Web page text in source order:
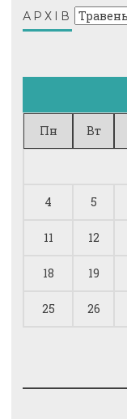
АРХІВ Архів
Пн Вт
4 5
11 12
18 19
25 26